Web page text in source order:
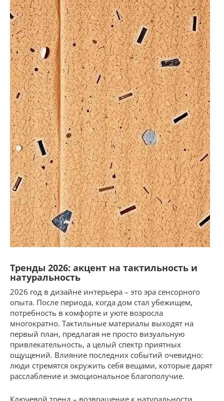
Тренды 2026: акцент на тактильность и
натуральность
2026 год в дизайне интерьера – это эра сенсорного
опыта. После периода, когда дом стал убежищем,
потребность в комфорте и уюте возросла
многократно. Тактильные материалы выходят на
первый план, предлагая не просто визуальную
привлекательность, а целый спектр приятных
ощущений. Влияние последних событий очевидно:
люди стремятся окружить себя вещами, которые дарят
расслабление и эмоциональное благополучие.
Ключевой тренд – возвращение к натуральности.